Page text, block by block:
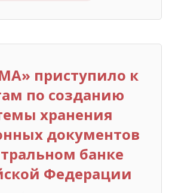
приступило к
по созданию
хранения
документов
банке
Федерации